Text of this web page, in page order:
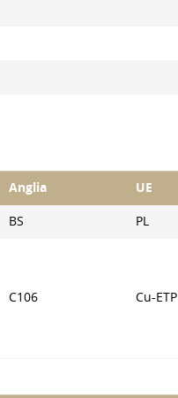
Anglia UE
BS PL
C106 Cu-ETP